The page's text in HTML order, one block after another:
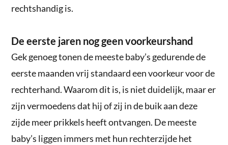
rechtshandig is.
De eerste jaren nog geen voorkeurshand
Gek genoeg tonen de meeste baby’s gedurende de
eerste maanden vrij standaard een voorkeur voor de
rechterhand. Waarom dit is, is niet duidelijk, maar er
zijn vermoedens dat hij of zij in de buik aan deze
zijde meer prikkels heeft ontvangen. De meeste
baby’s liggen immers met hun rechterzijde het